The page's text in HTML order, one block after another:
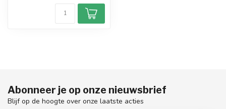
Abonneer je op onze nieuwsbrief
Blijf op de hoogte over onze laatste acties